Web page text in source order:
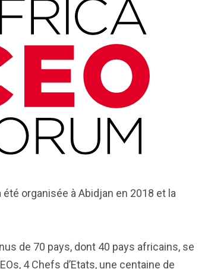
été organisée à Abidjan en 2018 et la
de 70 pays, dont 40 pays africains, se
4 Chefs d’Etats, une centaine de